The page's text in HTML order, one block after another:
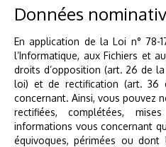
Données
En application de la Loi n° 78-
l’Informatique, aux Fichiers et
droits d’opposition (art. 26 de
loi) et de rectification (art. 36
concernant. Ainsi, vous pouvez
rectifiées, complétées,
informations vous concernant
équivoques, périmées ou